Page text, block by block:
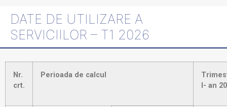
DATE DE UTILIZARE A
SERVICIILOR – T1 2026
Nr.
crt.
Perioada de calcul
I- an